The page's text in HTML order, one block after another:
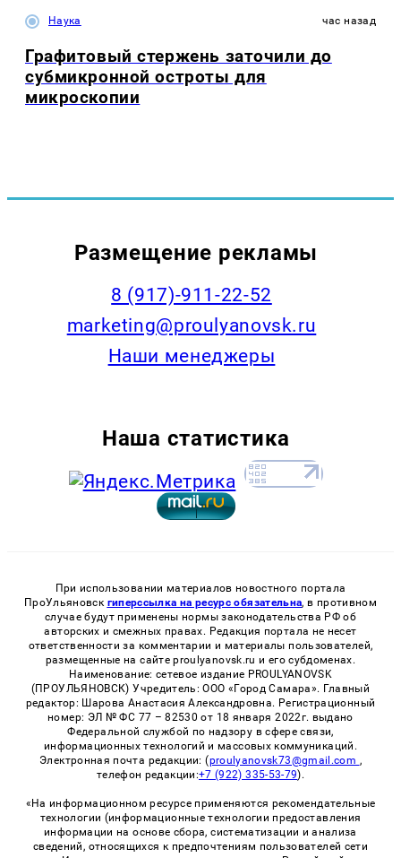
Наука час назад
Графитовый стержень заточили до
субмикронной остроты для
микроскопии
Размещение рекламы
8 (917)-911-22-52
marketing@proulyanovsk.ru
Наши менеджеры
Наша статистика
При использовании материалов новостного портала
ПроУльяновск гиперссылка на ресурс обязательна, в противном
случае будут применены нормы законодательства РФ об
авторских и смежных правах. Редакция портала не несет
ответственности за комментарии и материалы пользователей,
размещенные на сайте proulyanovsk.ru и его субдоменах.
Наименование: сетевое издание PROULYANOVSK
(ПРОУЛЬЯНОВСК) Учредитель: ООО «Город Самара». Главный
редактор: Шарова Анастасия Александровна. Регистрационный
номер: ЭЛ № ФС 77 – 82530 от 18 января 2022г. выдано
Федеральной службой по надзору в сфере связи,
информационных технологий и массовых коммуникаций.
Электронная почта редакции: (proulyanovsk73@gmail.com ,
телефон редакции:+7 (922) 335-53-79).
«На информационном ресурсе применяются рекомендательные
технологии (информационные технологии предоставления
информации на основе сбора, систематизации и анализа
сведений, относящихся к предпочтениям пользователей сети